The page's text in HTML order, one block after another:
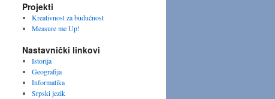
Projekti
Kreativnost za budućnost
Measure me Up!
Nastavnički linkovi
Istorija
Geografija
Informatika
Srpski jezik